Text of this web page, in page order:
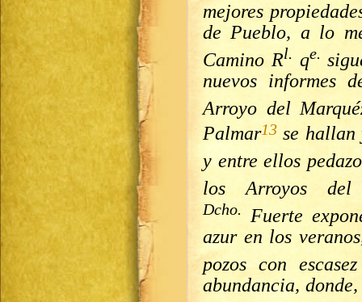
mejores
de Pueblo, a lo
Camino Rl. qe.
nuevos informes
Arroyo del
Palmar13 se hallan
y entre ellos
los Arroyos del
Dcho.
Fuerte
azur en los
pozos con
abundancia,